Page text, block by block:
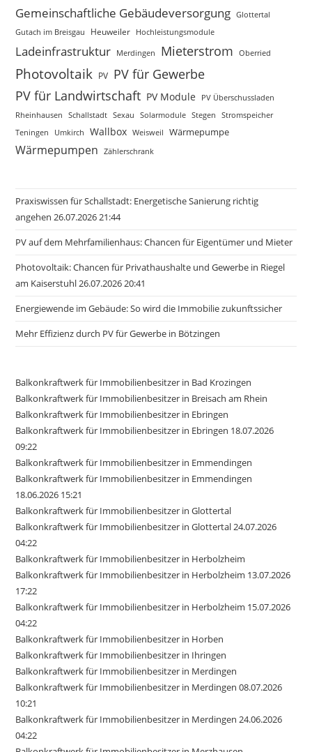
Gemeinschaftliche Gebäudeversorgung Glottertal
Gutach im Breisgau
Heuweiler Hochleistungsmodule
Ladeinfrastruktur Merdingen Mieterstrom Oberried
Photovoltaik PV PV für Gewerbe
PV für Landwirtschaft PV Module
PV Überschussladen
Rheinhausen
Schallstadt Sexau Solarmodule Stegen
Stromspeicher
Teningen
Umkirch Wallbox Weisweil Wärmepumpe
Wärmepumpen Zählerschrank
Praxiswissen für Schallstadt: Energetische Sanierung richtig
angehen 26.07.2026 21:44
PV auf dem Mehrfamilienhaus: Chancen für Eigentümer und Mieter
Photovoltaik: Chancen für Privathaushalte und Gewerbe in Riegel
am Kaiserstuhl 26.07.2026 20:41
Energiewende im Gebäude: So wird die Immobilie zukunftssicher
Mehr Effizienz durch PV für Gewerbe in Bötzingen
Balkonkraftwerk für Immobilienbesitzer in Bad Krozingen
Balkonkraftwerk für Immobilienbesitzer in Breisach am Rhein
Balkonkraftwerk für Immobilienbesitzer in Ebringen
Balkonkraftwerk für Immobilienbesitzer in Ebringen 18.07.2026
09:22
Balkonkraftwerk für Immobilienbesitzer in Emmendingen
Balkonkraftwerk für Immobilienbesitzer in Emmendingen
18.06.2026 15:21
Balkonkraftwerk für Immobilienbesitzer in Glottertal
Balkonkraftwerk für Immobilienbesitzer in Glottertal 24.07.2026
04:22
Balkonkraftwerk für Immobilienbesitzer in Herbolzheim
Balkonkraftwerk für Immobilienbesitzer in Herbolzheim 13.07.2026
17:22
Balkonkraftwerk für Immobilienbesitzer in Herbolzheim 15.07.2026
04:22
Balkonkraftwerk für Immobilienbesitzer in Horben
Balkonkraftwerk für Immobilienbesitzer in Ihringen
Balkonkraftwerk für Immobilienbesitzer in Merdingen
Balkonkraftwerk für Immobilienbesitzer in Merdingen 08.07.2026
10:21
Balkonkraftwerk für Immobilienbesitzer in Merdingen 24.06.2026
04:22